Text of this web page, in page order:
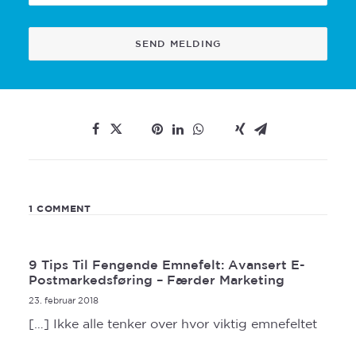
1 COMMENT
9 Tips Til Fengende Emnefelt: Avansert E-
Postmarkedsføring – Færder Marketing
23. februar 2018
[…] Ikke alle tenker over hvor viktig emnefeltet